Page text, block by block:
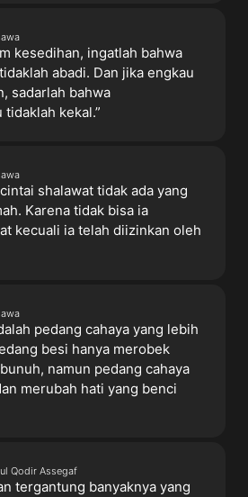
kesedihan, ingatlah bahwa
abadi. Dan jika engkau
sadarlah bahwa
kekal.”
shalawat tidak ada yang
Karena tidak bisa ia
kecuali ia telah diizinkan oleh
pedang cahaya yang lebih
besi hanya merobek
namun pedang cahaya
merubah hati yang benci
Qodir Assegaf
tergantung banyaknya yang